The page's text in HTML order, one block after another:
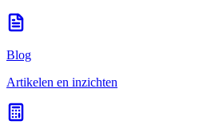
Blog
Artikelen en inzichten